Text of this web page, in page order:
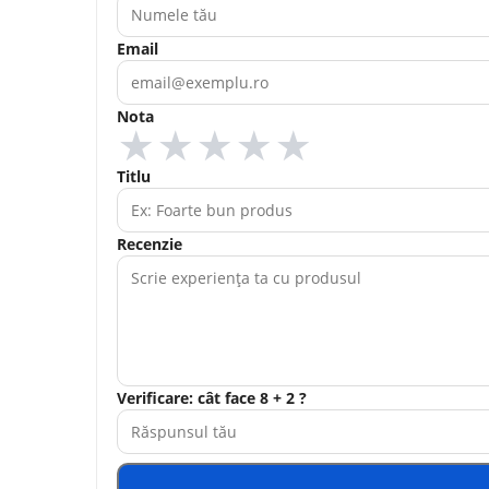
Email
Nota
★
★
★
★
★
Titlu
Recenzie
Verificare: cât face 8 + 2 ?